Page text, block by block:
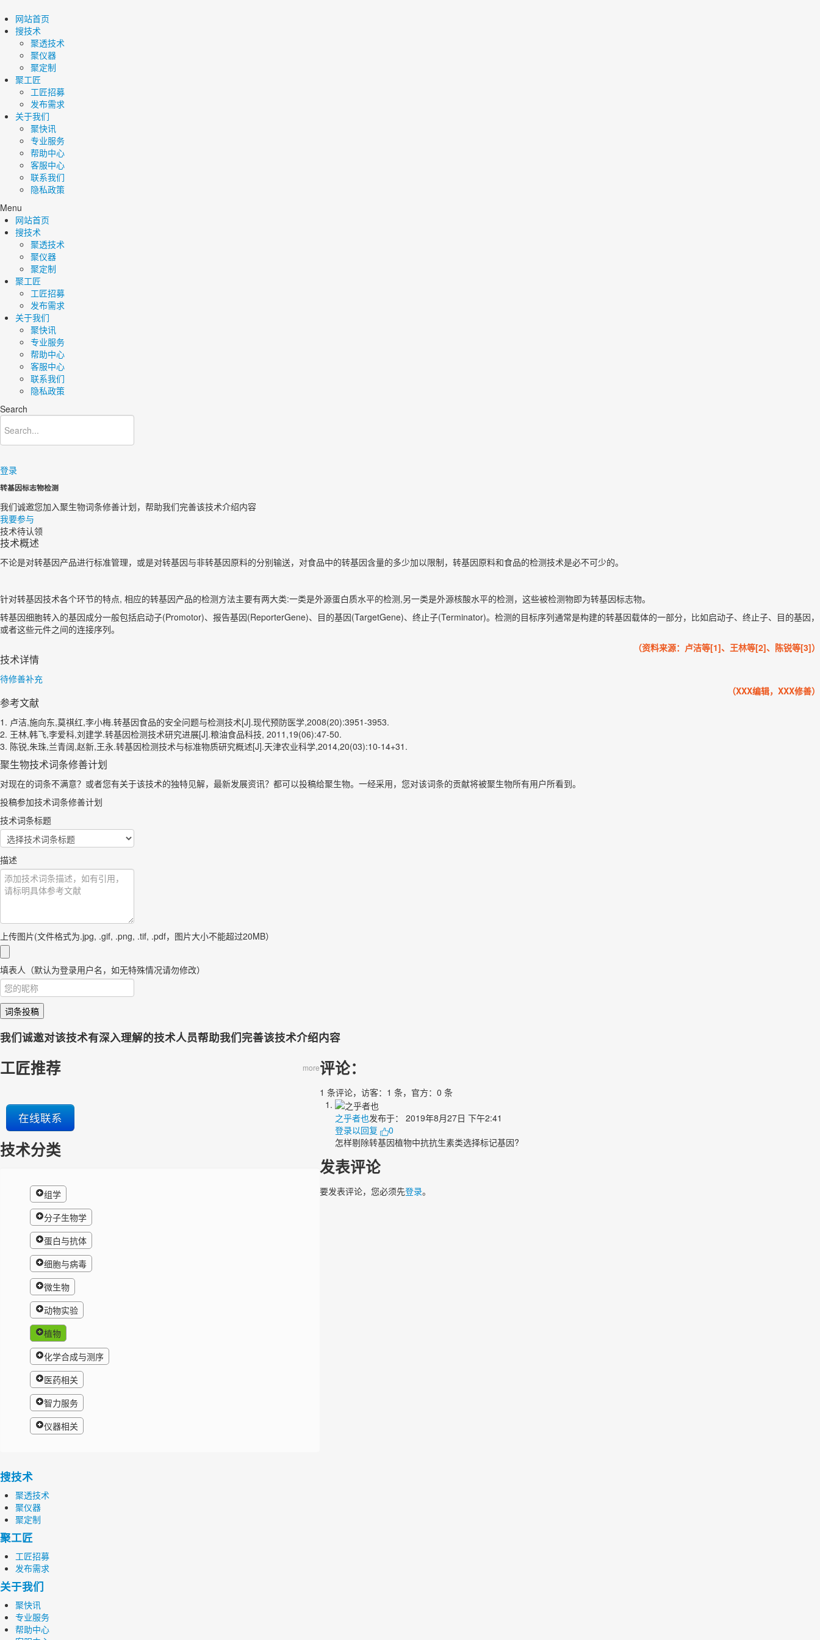
网站首页
搜技术
聚透技术
聚仪器
聚定制
聚工匠
工匠招募
发布需求
关于我们
聚快讯
专业服务
帮助中心
客服中心
联系我们
隐私政策
Menu
网站首页
搜技术
聚透技术
聚仪器
聚定制
聚工匠
工匠招募
发布需求
关于我们
聚快讯
专业服务
帮助中心
客服中心
联系我们
隐私政策
Search
登录
转基因标志物检测
我们诚邀您加入聚生物词条修善计划，帮助我们完善该技术介绍内容​
我要参与
技术待认领
技术概述
不论是对转基因产品进行标准管理，或是对转基因与非转基因原料的分别输送，对食品中的转基因含量的多少加以限制，转基因原料和食品的检测技术是必不可少的。
针对转基因技术各个环节的特点, 相应的转基因产品的检测方法主要有两大类:一类是外源蛋白质水平的检测,另一类是外源核酸水平的检测，这些被检测物即为转基因标志物。
转基因细胞转入的基因成分一般包括启动子(Promotor)、报告基因(ReporterGene)、目的基因(TargetGene)、终止子(Terminator)。检测的目标序列通常是构建的转基因载体的一部分，比如启动子、终止子、目的基因，
或者这些元件之间的连接序列。
（资料来源：卢洁等[1]、王林等[2]、陈锐等[3]）
技术详情
待修善补充
（XXX编辑，XXX修善）
参考文献
1. 卢洁,施向东,莫祺红,李小梅.转基因食品的安全问题与检测技术[J].现代预防医学,2008(20):3951-3953.
2. 王林,韩飞,李爱科,刘建学.转基因检测技术研究进展[J].粮油食品科技, 2011,19(06):47-50.
3. 陈锐,朱珠,兰青阔,赵新,王永.转基因检测技术与标准物质研究概述[J].天津农业科学,2014,20(03):10-14+31.
聚生物技术词条修善计划
对现在的词条不满意？或者您有关于该技术的独特见解，最新发展资讯？都可以投稿给聚生物。一经采用，您对该词条的贡献将被聚生物所有用户所看到。
投稿参加技术词条修善计划
技术词条标题
描述
上传图片(文件格式为.jpg, .gif, .png, .tif, .pdf，图片大小不能超过20MB）
填表人（默认为登录用户名，如无特殊情况请勿修改）
词条投稿
我们诚邀对该技术有深入理解的技术人员帮助我们完善该技术介绍内容
工匠推荐 more
在线联系
技术分类
组学
分子生物学
蛋白与抗体
细胞与病毒
微生物
动物实验
植物
化学合成与测序
医药相关
智力服务
仪器相关
评论：
1 条评论，访客：1 条，官方：0 条
之乎者也发布于： 2019年8月27日 下午2:41
登录以回复
0
怎样剔除转基因植物中抗抗生素类选择标记基因?
发表评论
要发表评论，您必须先登录。
搜技术
聚透技术
聚仪器
聚定制
聚工匠
工匠招募
发布需求
关于我们
聚快讯
专业服务
帮助中心